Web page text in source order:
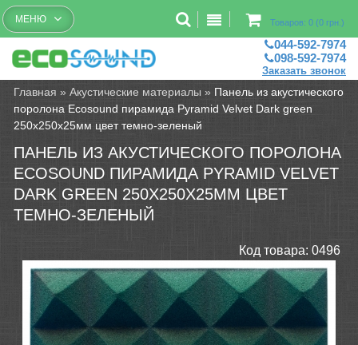
Бесплатный рассчет помещений
Товаров: 0 (0 грн.)
МЕНЮ
044-592-7974
098-592-7974
Заказать звонок
Главная »Акустические материалы » Панель из акустического
поролона Ecosound пирамида Pyramid Velvet Dark green
250х250х25мм цвет темно-зеленый
ПАНЕЛЬ ИЗ АКУСТИЧЕСКОГО ПОРОЛОНА
ECOSOUND ПИРАМИДА PYRAMID VELVET
DARK GREEN 250Х250Х25ММ ЦВЕТ
ТЕМНО-ЗЕЛЕНЫЙ
Код товара: 0496